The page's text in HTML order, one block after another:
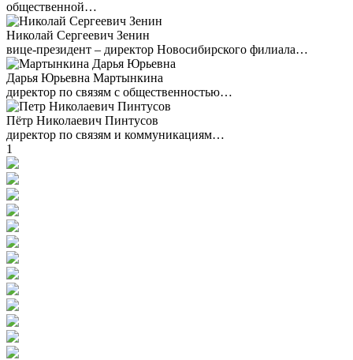
общественной…
Николай Сергеевич Зенин
вице-президент – директор Новосибирского филиала…
Дарья Юрьевна Мартынкина
директор по связям с общественностью…
Пётр Николаевич Пинтусов
директор по связям и коммуникациям…
1